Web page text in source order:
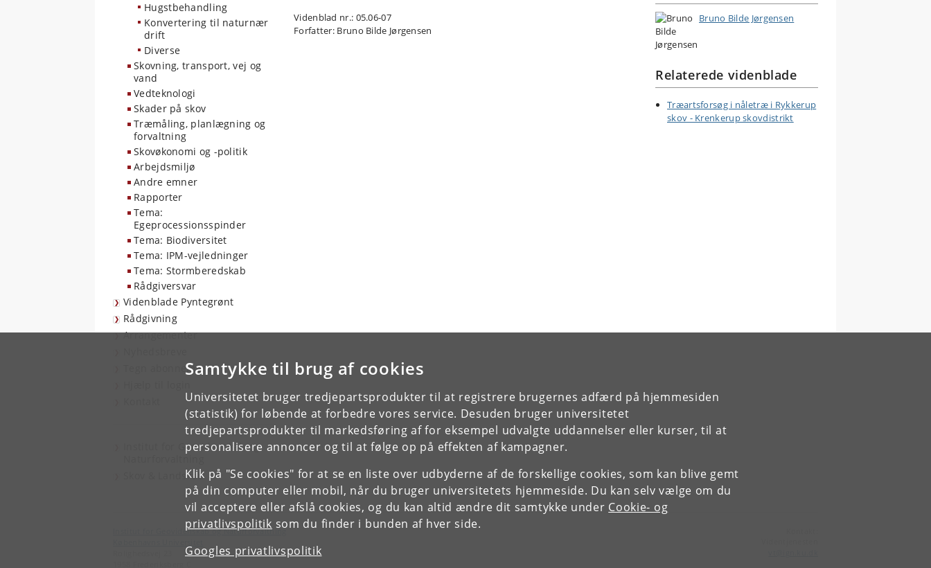
Samtykke til brug af cookies
Universitetet bruger tredjepartsprodukter til at registrere brugernes adfærd på hjemmesiden
(statistik) for løbende at forbedre vores service. Desuden bruger universitetet
tredjepartsprodukter til markedsføring af for eksempel udvalgte uddannelser eller kurser, til at
personalisere annoncer og til at følge op på effekten af kampagner.
Klik på "Se cookies" for at se en liste over udbyderne af de forskellige cookies, som kan blive gemt
på din computer eller mobil, når du bruger universitetets hjemmeside. Du kan selv vælge om du
vil acceptere eller afslå cookies, og du kan altid ændre dit samtykke under Cookie- og
privatlivspolitik som du finder i bunden af hver side.
Googles privatlivspolitik
Hugstbehandling
Konvertering til naturnær
drift
Diverse
Skovning, transport, vej og
vand
Vedteknologi
Skader på skov
Træmåling, planlægning og
forvaltning
Skovøkonomi og -politik
Arbejdsmiljø
Andre emner
Rapporter
Tema:
Egeprocessionsspinder
Tema: Biodiversitet
Tema: IPM-vejledninger
Tema: Stormberedskab
Rådgiversvar
Videnblade Pyntegrønt
Rådgivning
Arrangementer
Tegn abonnement
Institut for Geovidenskab og
Skov & Landskab
Videnblad nr.: 05.06-07
Forfatter: Bruno Bilde Jørgensen
Bruno Bilde Jørgensen
Relaterede videnblade
Træartsforsøg i nåletræ i Rykkerup
skov - Krenkerup skovdistrikt
Institut for Geovidenskab og Naturforvaltning